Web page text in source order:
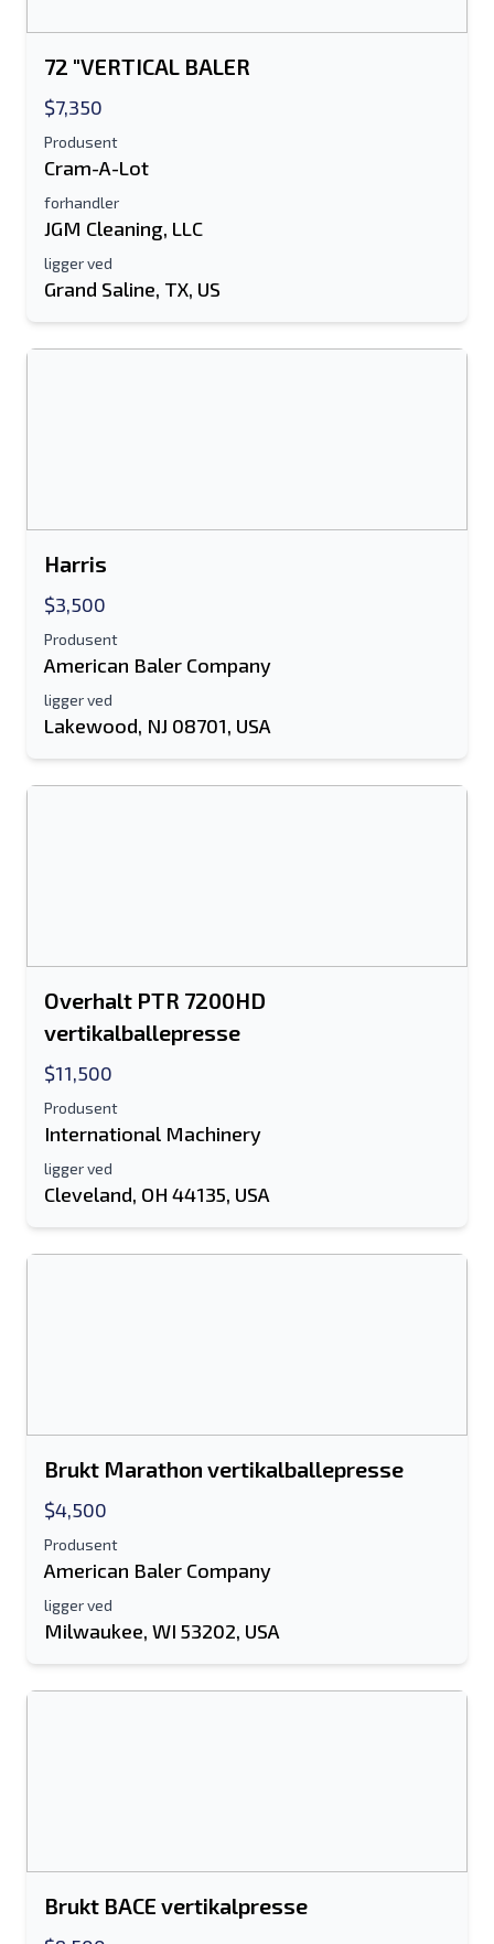
Send a Message
Fullt navn
Epostadresse
72 "VERTICAL BALER
$7,350
Produsent
Cram-A-Lot
forhandler
JGM Cleaning, LLC
ligger ved
Grand Saline, TX, US
Harris
$3,500
Produsent
American Baler Company
ligger ved
Lakewood, NJ 08701, USA
Overhalt PTR 7200HD
vertikalballepresse
$11,500
Produsent
International Machinery
ligger ved
Cleveland, OH 44135, USA
Brukt Marathon vertikalballepresse
$4,500
Produsent
American Baler Company
ligger ved
Milwaukee, WI 53202, USA
Brukt BACE vertikalpresse
mobilnummerfelt
Send oppføring til e-post
Tekstoppføring til mobilenhet